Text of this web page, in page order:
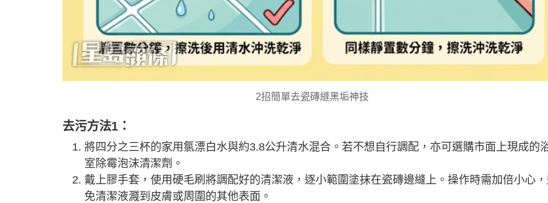
2招簡單去瓷磚縫黑垢神技
去污方法1：
將四分之三杯的家用氯漂白水與約3.8公升清水混合。若不想自行調配，亦可選購市面上現成的
室除霉泡沫清潔劑。
戴上膠手套，使用硬毛刷將調配好的清潔液，逐小範圍塗抹在瓷磚邊縫上。操作時需加倍小心
免清潔液濺到皮膚或周圍的其他表面。